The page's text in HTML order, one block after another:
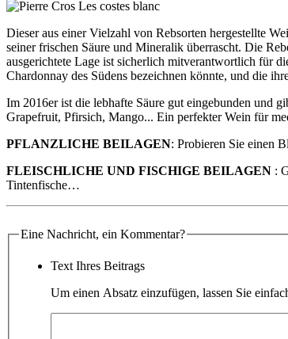
Dieser aus einer Vielzahl von Rebsorten hergestellte
seiner frischen Säure und Mineralik überrascht. Die
ausgerichtete Lage ist sicherlich mitverantwortlich für
Chardonnay des Südens bezeichnen könnte, und die
Im 2016er ist die lebhafte Säure gut eingebunden und
Grapefruit, Pfirsich, Mango... Ein perfekter Wein für
PFLANZLICHE BEILAGEN: Probieren Sie einen
FLEISCHLICHE UND FISCHIGE BEILAGEN :
Tintenfische…
Eine Nachricht, ein Kommentar?
Text Ihres Beitrags
Um einen Absatz einzufügen, lassen Sie